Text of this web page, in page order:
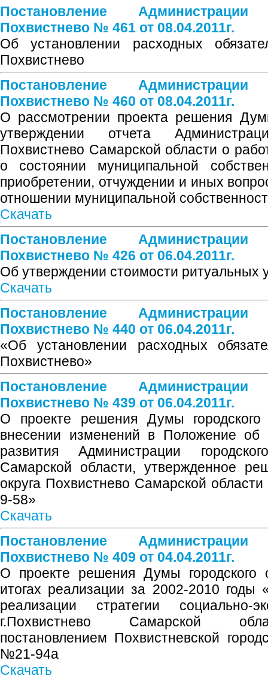
Постановление
Похвистнево № 461 от 08.04.2011г.
Об установлении расходных
Похвистнево
Постановление
Похвистнево № 460 от 08.04.2011г.
О рассмотрении проекта решения
утверждении отчета
Похвистнево Самарской области о
о состоянии муниципальной
приобретении, отчуждении и иных
отношении муниципальной
Скачать
Постановление
Похвистнево № 426 от 06.04.2011г.
Об утверждении стоимости ритуальных
Скачать
Постановление
Похвистнево № 440 от 06.04.2011г.
«Об установлении расходных
Похвистнево»
Постановление
Похвистнево № 439 от 06.04.2011г.
О проекте решения Думы городского
внесении изменений в Положение об
развития Администрации
Самарской области, утвержденное
округа Похвистнево Самарской
9-58»
Скачать
Постановление
Похвистнево № 409 от 04.04.2011г.
О проекте решения Думы городского
итогах реализации за 2002-2010 годы
реализации стратегии социально-
г.Похвистнево Самарской
постановлением Похвистневской
№21-94а
Скачать